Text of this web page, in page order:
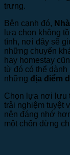
trưng.
Bên cạnh đó,
lựa chọn không
tình, nơi đây sẽ
những chuyến
hay homestay
từ đó có thể
những địa điểm
Chọn lựa nơi lưu
trải nghiệm tuyệt
nên đáng nhớ
một chốn dừng